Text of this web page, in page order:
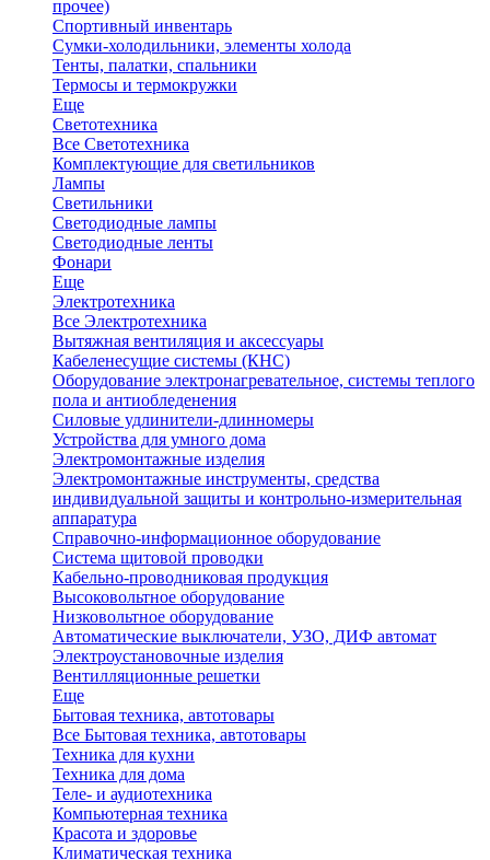
прочее)
Спортивный инвентарь
Сумки-холодильники, элементы холода
Тенты, палатки, спальники
Термосы и термокружки
Еще
Светотехника
Все Светотехника
Комплектующие для светильников
Лампы
Светильники
Светодиодные лампы
Светодиодные ленты
Фонари
Еще
Электротехника
Все Электротехника
Вытяжная вентиляция и аксессуары
Кабеленесущие системы (КНС)
Оборудование электронагревательное, системы теплого
пола и антиобледенения
Силовые удлинители-длинномеры
Устройства для умного дома
Электромонтажные изделия
Электромонтажные инструменты, средства
индивидуальной защиты и контрольно-измерительная
аппаратура
Справочно-информационное оборудование
Система щитовой проводки
Кабельно-проводниковая продукция
Высоковольтное оборудование
Низковольтное оборудование
Автоматические выключатели, УЗО, ДИФ автомат
Электроустановочные изделия
Вентилляционные решетки
Еще
Бытовая техника, автотовары
Все Бытовая техника, автотовары
Техника для кухни
Техника для дома
Теле- и аудиотехника
Компьютерная техника
Красота и здоровье
Климатическая техника